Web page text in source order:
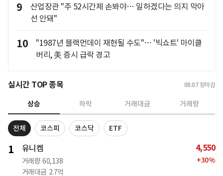
9
산업장관 "주 52시간제 손봐야… 일하겠다는 의지 막아
선 안돼"
10
"1987년 블랙먼데이 재현될 수도"… '빅쇼트' 마이클
버리, 美 증시 급락 경고
실시간 TOP 종목 08.07 장마감
상승 하락 거래대금 거래량
전체 코스피 코스닥 ETF
1 유니켐
거래량 60,138
거래대금 2.7억
4,550
+30%